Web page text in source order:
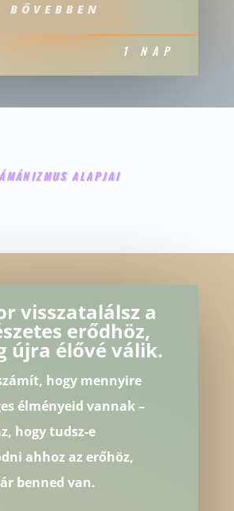
BŐVEBBEN
1 NAP
ALAPJAI
visszatalálsz a
erődhöz,
újra élővé válik.
hogy mennyire
élményeid vannak –
hogy tudsz-e
ahhoz az erőhöz,
benned van.